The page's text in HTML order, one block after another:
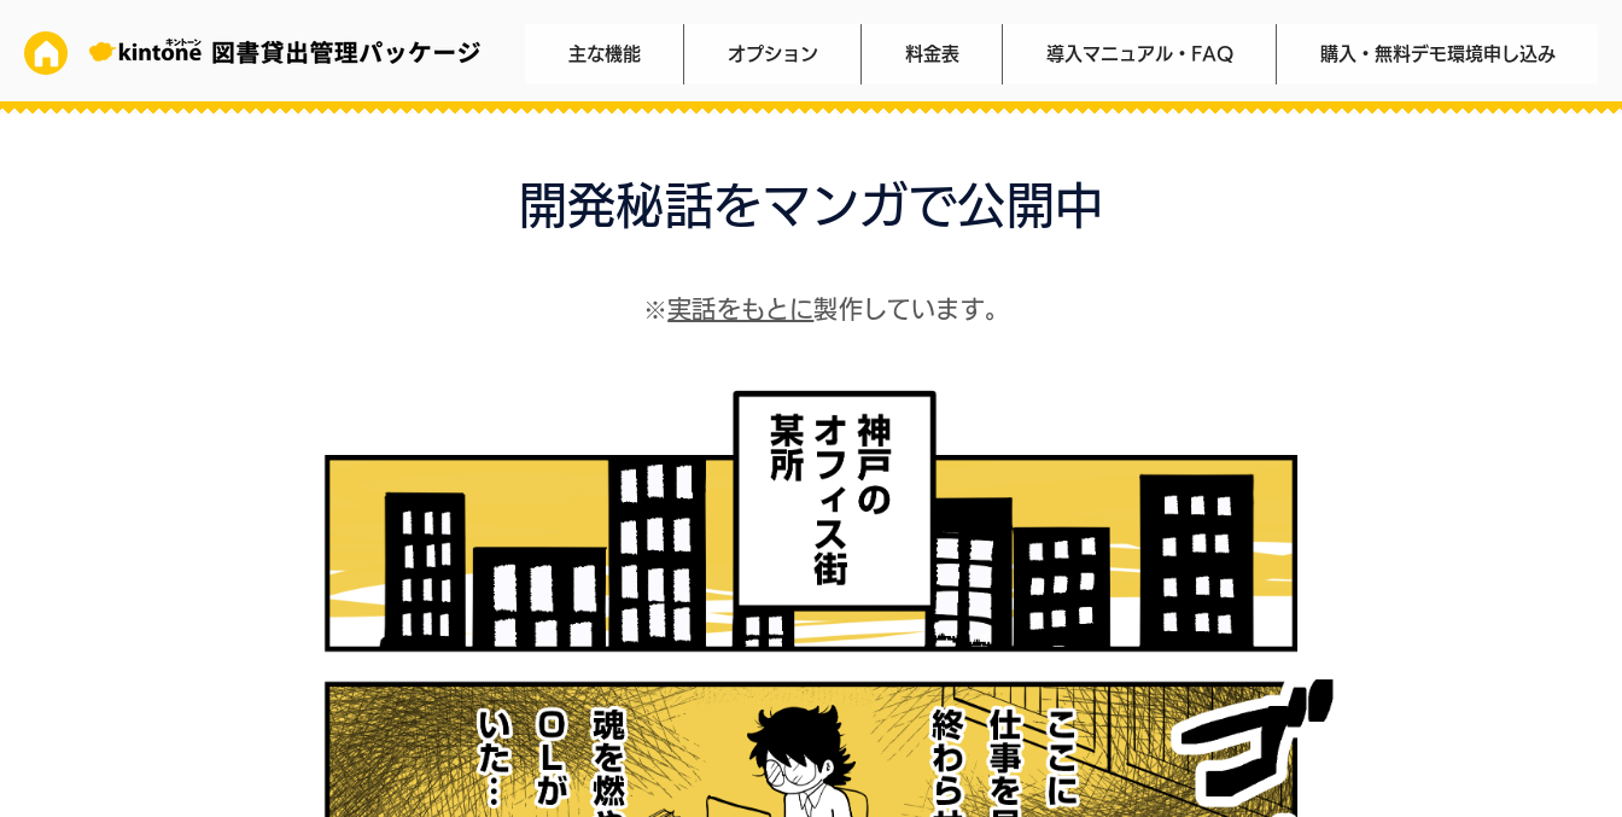
主な機能 オプション 料金表 導入マニュアル・FAQ 購入・無料デモ環境申し込み
開発秘話をマンガで公開中
※ 実話をもとに製作しています。